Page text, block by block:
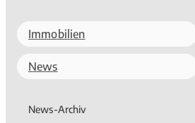
Immobilien
News
News-Archiv